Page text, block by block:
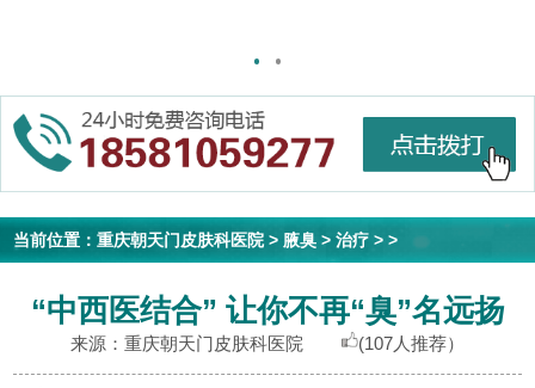
当前位置：重庆朝天门皮肤科医院> 腋臭 >治疗 > >
“中西医结合” 让你不再“臭”名远扬
来源：重庆朝天门皮肤科医院 (107人推荐）